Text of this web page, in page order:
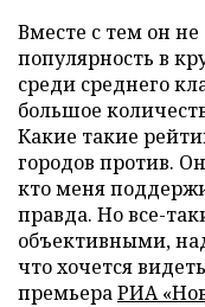
Вместе с тем он не
популярность в
среди среднего
большое
Какие такие
городов против.
кто меня
правда. Но все-
объективными,
что хочется
премьераРИА